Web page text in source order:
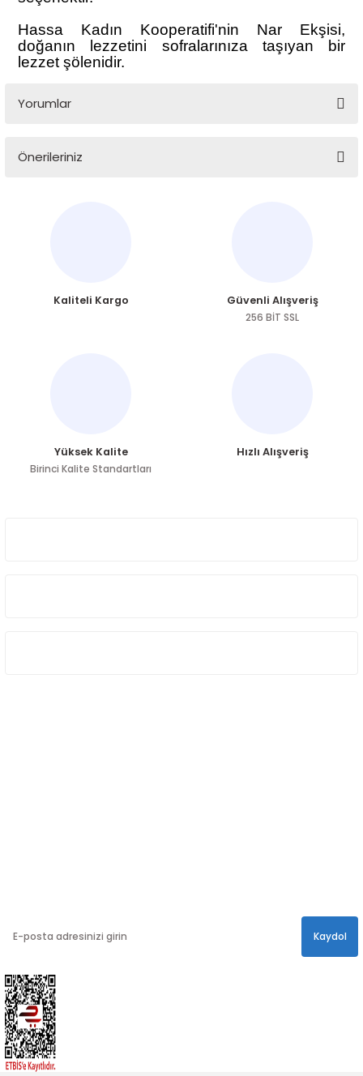
Hassa Kadın Kooperatifi'nin Nar Ekşisi,
doğanın lezzetini sofralarınıza taşıyan bir
lezzet şölenidir.
Yorumlar
Önerileriniz
Ürün açıklamasında eksik bilgiler bulunuyor.
Kaliteli Kargo Güvenli Alışveriş
256 BİT SSL
Yüksek Kalite
Birinci Kalite Standartları
Hızlı Alışveriş
Kaydol